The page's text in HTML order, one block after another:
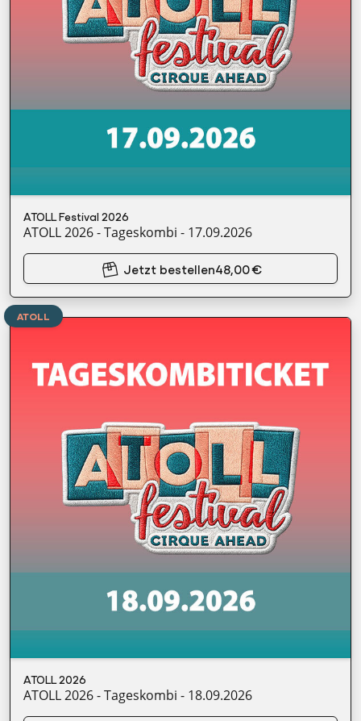
ATOLL Festival 2026
ATOLL 2026 - Tageskombi - 17.09.2026
Jetzt bestellen48,00 €
ATOLL
ATOLL 2026
ATOLL 2026 - Tageskombi - 18.09.2026